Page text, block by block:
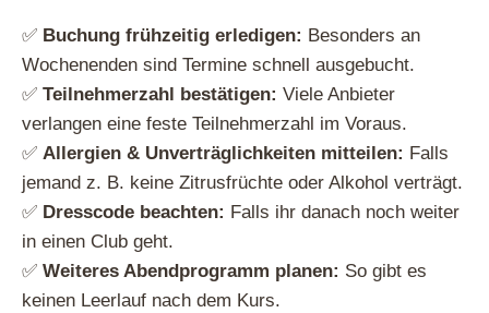
✅ Buchung frühzeitig erledigen: Besonders an
Wochenenden sind Termine schnell ausgebucht.
✅ Teilnehmerzahl bestätigen: Viele Anbieter
verlangen eine feste Teilnehmerzahl im Voraus.
✅ Allergien & Unverträglichkeiten mitteilen: Falls
jemand z. B. keine Zitrusfrüchte oder Alkohol verträgt.
✅ Dresscode beachten: Falls ihr danach noch weiter
in einen Club geht.
✅ Weiteres Abendprogramm planen: So gibt es
keinen Leerlauf nach dem Kurs.